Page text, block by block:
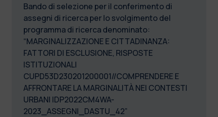
Bando di selezione per il conferimento di
assegni di ricerca per lo svolgimento del
programma di ricerca denominato:
“MARGINALIZZAZIONE E CITTADINANZA:
FATTORI DI ESCLUSIONE, RISPOSTE
ISTITUZIONALI
CUPD53D230201200001//COMPRENDERE E
AFFRONTARE LA MARGINALITÀ NEI CONTESTI
URBANI IDP2022CM4WA-
2023_ASSEGNI_DASTU_42”